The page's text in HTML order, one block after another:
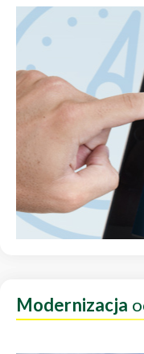
Modernizacja